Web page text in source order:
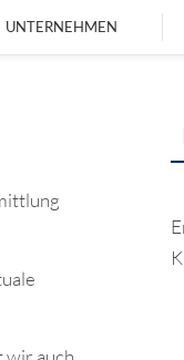
UNTERNEHMEN